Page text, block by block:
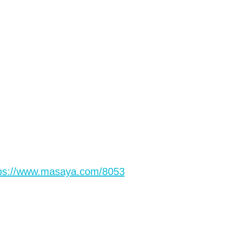
www.masaya.com/8053